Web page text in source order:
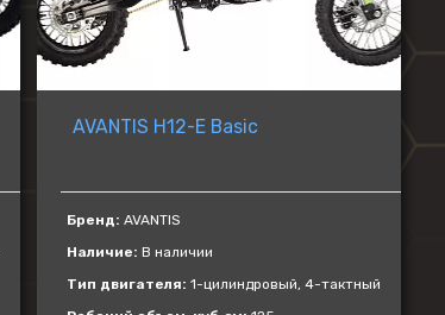
PROGASI
BRP
Regulmoto
AVANTIS H12-E Basic
Бренд: AVANTIS
Наличие: В наличии
Тип двигателя: 1-цилиндровый, 4-тактный